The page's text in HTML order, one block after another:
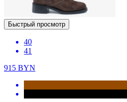
Быстрый просмотр
40
41
915 BYN